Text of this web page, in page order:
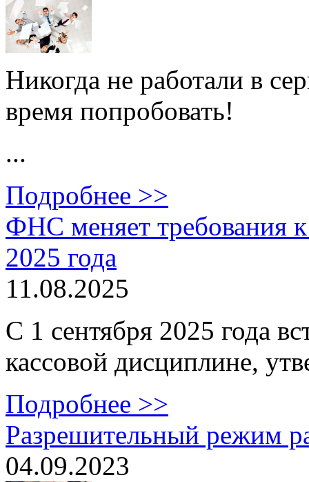
Никогда не работали в
время попробовать!
...
Подробнее >>
ФНС меняет требования
2025 года
11.08.2025
С 1 сентября 2025 года
кассовой дисциплине,
Подробнее >>
Разрешительный режим
04.09.2023